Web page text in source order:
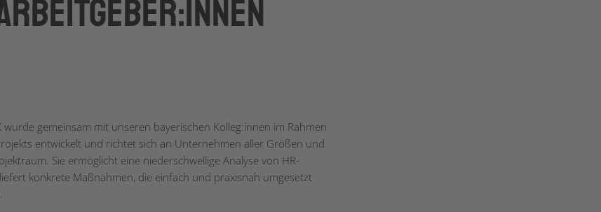
wurde gemeinsam mit unseren bayerischen Kolleg:innen im Rahmen
entwickelt und richtet sich an Unternehmen aller Größen und
Sie ermöglicht eine niederschwellige Analyse von HR-
konkrete Maßnahmen, die einfach und praxisnah umgesetzt